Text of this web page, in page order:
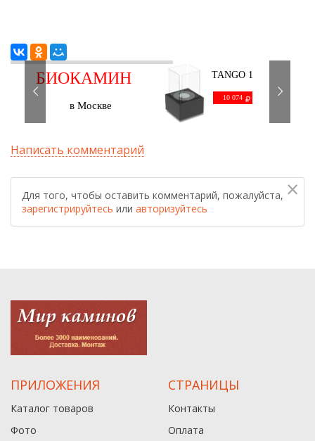
БИОКАМИН
в Москве
TANGO 1
10 074
Написать комментарий
×
Для того, чтобы оставить комментарий, пожалуйста,
зарегистрируйтесь или авторизуйтесь
ПРИЛОЖЕНИЯ
Каталог товаров
Фото
СТРАНИЦЫ
Контакты
Оплата